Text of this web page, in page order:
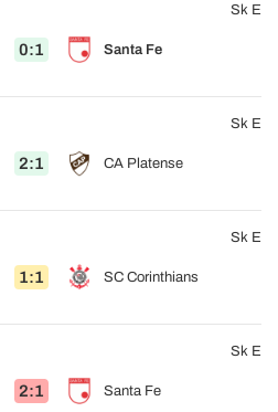
0:1 Santa Fe
Sk E
2:1 CA Platense
Sk E
1:1 SC Corinthians
Sk E
2:1 Santa Fe
Sk E